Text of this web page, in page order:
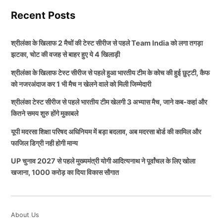
पर 2 चौके जड़ दिए, उसके बाद उन्होंने तीसरी गेंद पर 1 छक्का
जड़ दिए, ऐसे पृथ्वी शॉ ने इस ओवर में 5 चौके और 1 छक्के की
मदद से 26 रन बनाए.
ALSO READ: 6 6 6 6 …आईपीएल के बाद U19 में
Vaibhav Suryavanshi का कोहराम, गेंदबाजों की तोड़ी कमर,
चौका-छक्का की बरसात
TAGGED: BCCI
Team India
ABHISHEK SHARMA
सीरीज के लिए भारतीय क्रिकेट टीम में कई सारे बड़े बदलाव किए
स्टाफ में किया गयी है। इसमें सबसे ज्यादा खास बात तो यह है कि
वाला है, उन्होंने एक भी इंटरनेशनल मैच नहीं खेले है, लेकिन इसके
बाद भी टीम में इन्हें मौका दिया जा रहा है, तो आइए इसके बारे में
आपको भी जानकारी देते हैं।
बिना इंटरनेशनल क्रिकेट खेले Team India
में मिला मौका
दरअसल बीते समय में जिम्बाब्वे के खिलाफ खेली गई सीरीज में
Recent Posts
श्रीलंका के खिलाफ 2 मैचों की टेस्ट सीरीज से पहले Team India को लगा तगड़ा
झटका, चोट की वजह से बाहर हुए ये 4 खिलाड़ी
श्रीलंका के खिलाफ टेस्ट सीरीज से पहले हुआ भारतीय टीम के कोच की हुई छुट्टी, कैफ
को नजरअंदाज कर 1 भी मैच न खेलने वाले को मिली जिम्मेदारी
श्रीलंका टेस्ट सीरीज से पहले भारतीय टीम खेलगी 3 अभ्यास मैच, जाने कब-कहां और
कितने समय शुरु होंगे मुकाबले
यूपी मदरसा शिक्षा परिषद अधिनियम में बड़ा बदलाव, अब मदरसा बोर्ड की कामिल और
फाजिल डिग्री नही होगी मान्य
UP चुनाव 2027 से पहले मुख्यमंत्री योगी आदित्यनाथ ने पूर्वांचल के लिए खोला
खजाना, 1000 करोड़ का दिया विकास सौगात
About Us